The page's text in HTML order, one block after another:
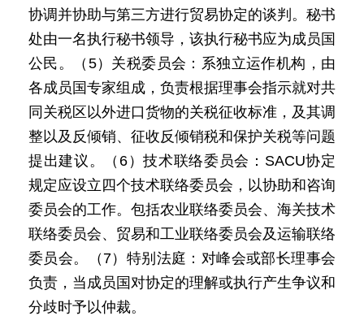
协调并协助与第三方进行贸易协定的谈判。秘书
处由一名执行秘书领导，该执行秘书应为成员国
公民。（5）关税委员会：系独立运作机构，由
各成员国专家组成，负责根据理事会指示就对共
同关税区以外进口货物的关税征收标准，及其调
整以及反倾销、征收反倾销税和保护关税等问题
提出建议。（6）技术联络委员会：SACU协定
规定应设立四个技术联络委员会，以协助和咨询
委员会的工作。包括农业联络委员会、海关技术
联络委员会、贸易和工业联络委员会及运输联络
委员会。（7）特别法庭：对峰会或部长理事会
负责，当成员国对协定的理解或执行产生争议和
分歧时予以仲裁。